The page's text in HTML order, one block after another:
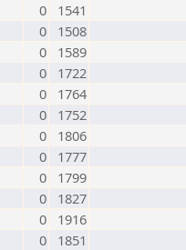
0
1541
0
1508
0
1589
0
1722
0
1764
0
1752
0
1806
0
1777
0
1799
0
1827
0
1916
0
1851